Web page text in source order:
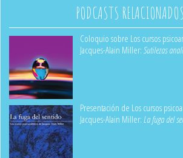
PODCASTS RELACIONADOS
Coloquio sobre Los cursos
Jacques-Alain Miller: Sutilezas
Presentación de Los cursos
Jacques-Alain Miller:La fuga del